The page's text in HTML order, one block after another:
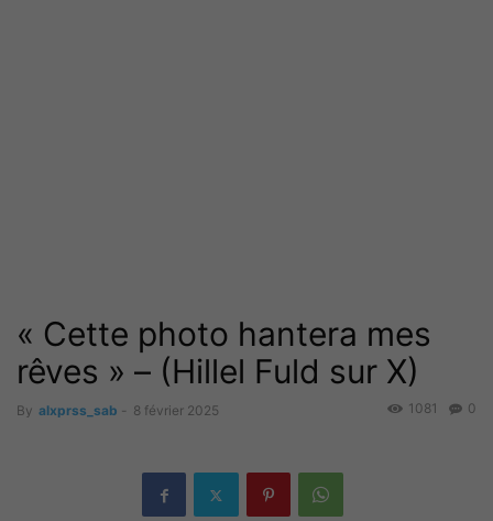
« Cette photo hantera mes
rêves » – (Hillel Fuld sur X)
By alxprss_sab - 8 février 2025 0
1081